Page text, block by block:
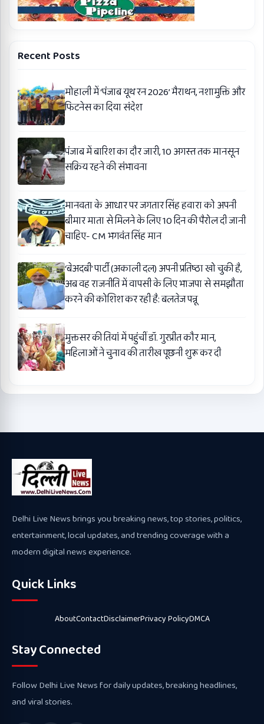
Recent Posts
मोहाली में ‘पंजाब यूथ रन 2026’ मैराथन, नशामुक्ति और
फिटनेस का दिया संदेश
पंजाब में बारिश का दौर जारी, 10 अगस्त तक मानसून
सक्रिय रहने की संभावना
मानवता के आधार पर जगतार सिंह हवारा को अपनी
बीमार माता से मिलने के लिए 10 दिन की पैरोल दी जानी
चाहिए- CM भगवंत सिंह मान
‘बेअदबी’ पार्टी (अकाली दल) अपनी प्रतिष्ठा खो चुकी है,
अब वह राजनीति में वापसी के लिए भाजपा से समझौता
करने की कोशिश कर रही है: बलतेज पन्नू
मुक्तसर की तियां में पहुंचीं डॉ. गुरप्रीत कौर मान,
महिलाओं ने चुनाव की तारीख पूछनी शुरू कर दी
Delhi Live News brings you breaking news, top stories, politics,
entertainment, local updates, and trending coverage with a
modern digital news experience.
Quick Links
AboutContactDisclaimerPrivacy PolicyDMCA
Stay Connected
Follow Delhi Live News for daily updates, breaking headlines,
and viral stories.